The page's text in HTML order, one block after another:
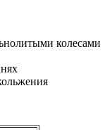
колесами